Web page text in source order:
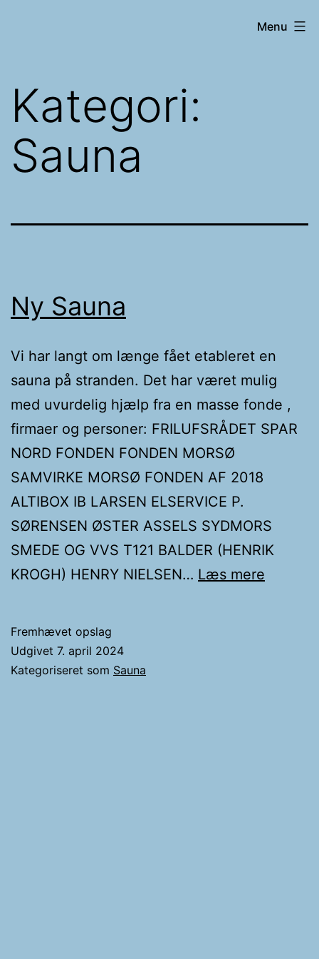
Svømmere
Menu
Kategori:
Sauna
Ny Sauna
Vi har langt om længe fået etableret en
sauna på stranden. Det har været mulig
med uvurdelig hjælp fra en masse fonde ,
firmaer og personer: FRILUFSRÅDET SPAR
NORD FONDEN FONDEN MORSØ
SAMVIRKE MORSØ FONDEN AF 2018
ALTIBOX IB LARSEN ELSERVICE P.
SØRENSEN ØSTER ASSELS SYDMORS
SMEDE OG VVS T121 BALDER (HENRIK
KROGH) HENRY NIELSEN… Læs mere
Fremhævet opslag
Udgivet 7. april 2024
Kategoriseret som Sauna